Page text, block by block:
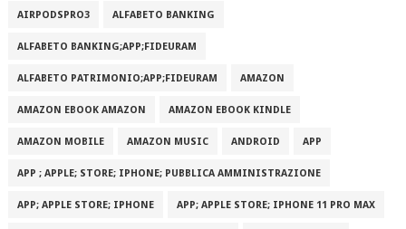
AIRPODSPRO3 ALFABETO BANKING
ALFABETO BANKING;APP;FIDEURAM
ALFABETO PATRIMONI‪O‬;APP;FIDEURAM AMAZON
AMAZON EBOOK AMAZON AMAZON EBOOK KINDLE
AMAZON MOBILE AMAZON MUSIC ANDROID APP
APP ; APPLE; STORE; IPHONE; PUBBLICA AMMINISTRAZIONE
APP; APPLE STORE; IPHONE APP; APPLE STORE; IPHONE 11 PRO MAX